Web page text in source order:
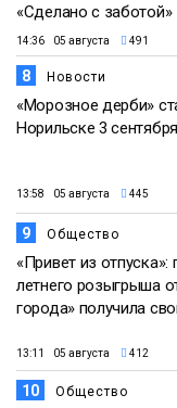
«Сделано с заботой»
14:36 05 августа 491
8 Новости
«Морозное дерби»
Норильске 3 сентября
13:58 05 августа 445
9 Общество
«Привет из отпуска»:
летнего розыгрыша
города» получила
13:11 05 августа 412
10 Общество